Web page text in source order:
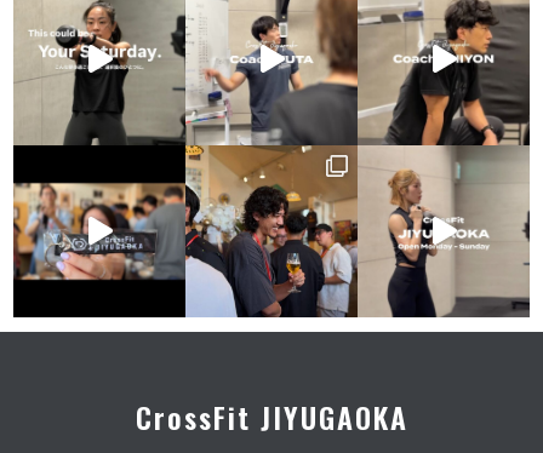
CrossFit JIYUGAOKA